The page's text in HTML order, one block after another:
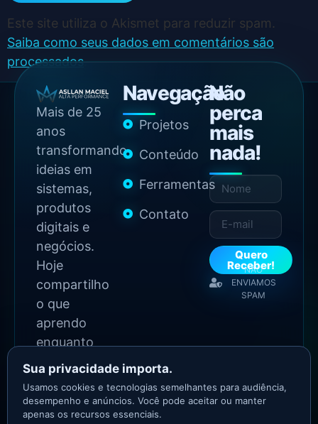
Este site utiliza o Akismet para reduzir spam.
Saiba como seus dados em comentários são
processados.
Mais de 25
anos
transformando
ideias em
sistemas,
produtos
digitais e
negócios.
Hoje
compartilho
o que
aprendo
enquanto
continuo
construindo.
Navegação
Projetos
Conteúdo
Ferramentas
Contato
Não
perca
mais
nada!
Quero
Receber!
NÃO
ENVIAMOS
SPAM
Sua privacidade importa.
Usamos cookies e tecnologias semelhantes para audiência,
desempenho e anúncios. Você pode aceitar ou manter
apenas os recursos essenciais.